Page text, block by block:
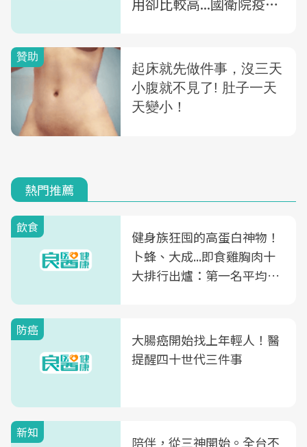
熱門推薦
飲食
健身族狂囤的高蛋白神物！
卜蜂、大成...即食雞胸肉十
大排行出爐：第一名平均一
防癌
大腸癌開始找上年輕人！醫
提醒四十世代三件事
新知
陪伴，從三神開始。全台不